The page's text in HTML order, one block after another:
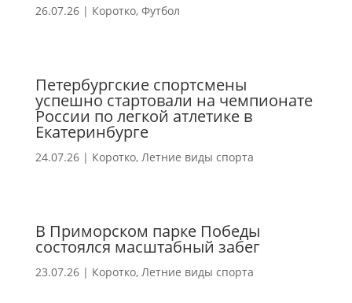
26.07.26| Коротко, Футбол
Петербургские спортсмены
успешно стартовали на чемпионате
России по легкой атлетике в
Екатеринбурге
24.07.26| Коротко, Летние виды спорта
В Приморском парке Победы
состоялся масштабный забег
23.07.26| Коротко, Летние виды спорта